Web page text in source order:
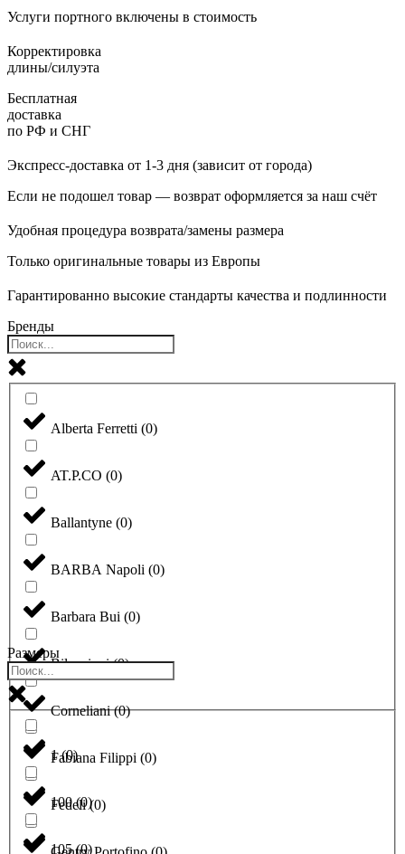
Услуги портного включены в стоимость
Корректировка
длины/силуэта
Бесплатная
доставка
по РФ и СНГ
Экспресс-доставка от 1-3 дня (зависит от города)
Если не подошел товар — возврат оформляется за наш счёт
Удобная процедура возврата/замены размера
Только оригинальные товары из Европы
Гарантированно высокие стандарты качества и подлинности
Бренды
Alberta Ferretti (0)
AT.P.CO (0)
Ballantyne (0)
BARBA Napoli (0)
Barbara Bui (0)
Bilancioni (0)
Corneliani (0)
Fabiana Filippi (0)
Fedeli (0)
Размеры
1 (0)
100 (0)
105 (0)